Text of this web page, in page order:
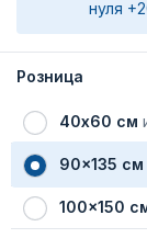
нуля
Розница
40х60 см
90x135 см
100x150